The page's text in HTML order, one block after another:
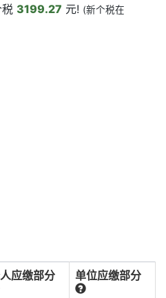
3199.27 元! (新个税在
应缴部分 单位应缴部分